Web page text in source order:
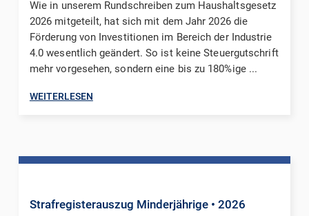
Wie in unserem Rundschreiben zum Haushaltsgesetz
2026 mitgeteilt, hat sich mit dem Jahr 2026 die
Förderung von Investitionen im Bereich der Industrie
4.0 wesentlich geändert. So ist keine Steuergutschrift
mehr vorgesehen, sondern eine bis zu 180%ige ...
WEITERLESEN
Strafregisterauszug Minderjährige • 2026